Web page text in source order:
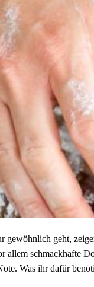
gewöhnlich geht,
allem schmackhafte
Was ihr dafür